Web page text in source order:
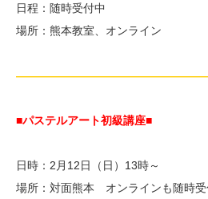
日程：随時受付中
場所：熊本教室、オンライン
■パステルアート初級講座■
日時：2月12日（日）13時～
場所：対面熊本 オンラインも随時受